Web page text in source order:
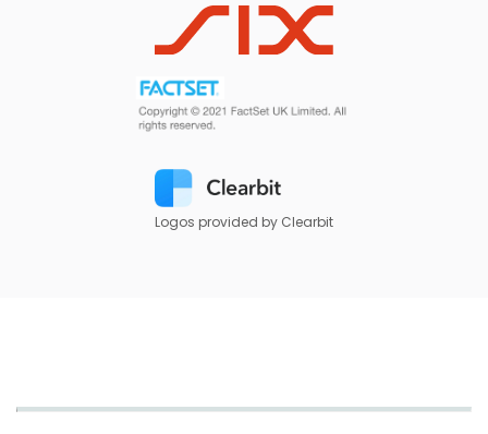
Logos provided by Clearbit